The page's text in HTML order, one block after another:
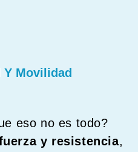
Movilidad
eso no es todo?
y resistencia,